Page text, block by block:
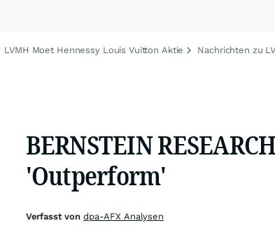
LVMH Moet Hennessy Louis Vuitton Aktie Nachrichten zu
BERNSTEIN
'Outperform'
Verfasst von dpa-AFX Analysen